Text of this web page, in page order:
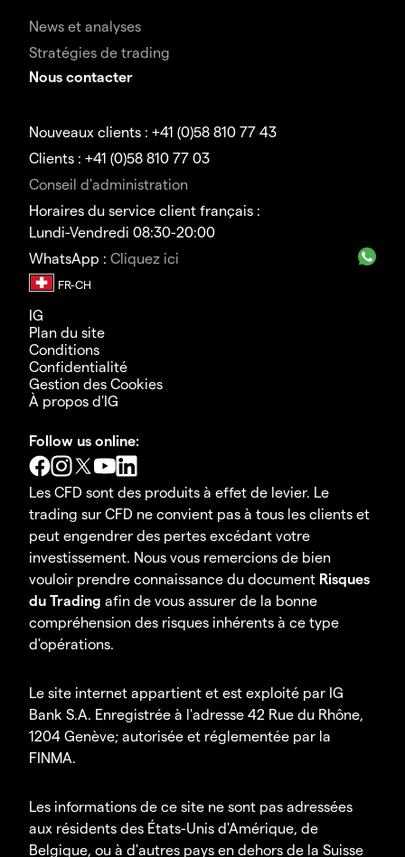
News et analyses
Stratégies de trading
Nous contacter
Nouveaux clients : +41 (0)58 810 77 43
Clients : +41 (0)58 810 77 03
Conseil d'administration
Horaires du service client français :
Lundi-Vendredi 08:30-20:00
WhatsApp : Cliquez ici
IG
Plan du site
Conditions
Confidentialité
Gestion des Cookies
À propos d'IG
Follow us online:
Les CFD sont des produits à effet de levier. Le
trading sur CFD ne convient pas à tous les clients et
peut engendrer des pertes excédant votre
investissement. Nous vous remercions de bien
vouloir prendre connaissance du document Risques
du Trading afin de vous assurer de la bonne
compréhension des risques inhérents à ce type
d'opérations.
Le site internet appartient et est exploité par IG
Bank S.A. Enregistrée à l'adresse 42 Rue du Rhône,
1204 Genève; autorisée et réglementée par la
FINMA.
Les informations de ce site ne sont pas adressées
aux résidents des États-Unis d'Amérique, de
Belgique, ou à d'autres pays en dehors de la Suisse